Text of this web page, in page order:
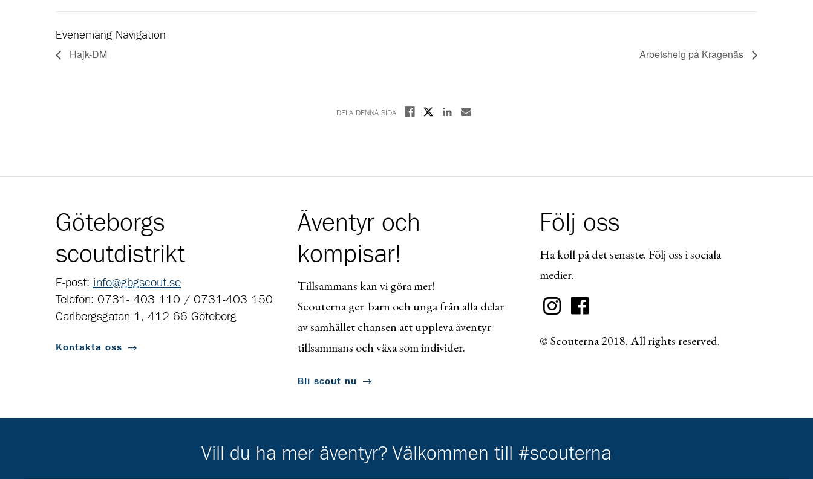
Evenemang Navigation
Hajk-DM Arbetshelg på Kragenäs
DELA DENNA SIDA Dela på Facebook
Dela på XDela på Linkedin
Dela med E-post
Göteborgs
scoutdistrikt
E-post: info@gbgscout.se
Telefon: 0731- 403 110 / 0731-403 150
Carlbergsgatan 1, 412 66 Göteborg
Kontakta oss
Äventyr och
kompisar!
Tillsammans kan vi göra mer!
Scouterna ger barn och unga från alla delar
av samhället chansen att uppleva äventyr
tillsammans och växa som individer.
Bli scout nu
Följ oss
Ha koll på det senaste. Följ oss i sociala
medier.
© Scouterna 2018. All rights reserved.
Vill du ha mer äventyr? Välkommen till #scouterna